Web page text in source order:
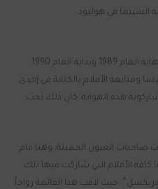
السينما في هوليود.
ومتابعة الأفلام بالكتابة في إحدى
هذه الهواية. كان ذلك تحت
صاحبات العيون الجميلة. وهنا قام
الأفلام التي شاركت فيها تلك
حيث لاقت هذا القائمة رواجاً